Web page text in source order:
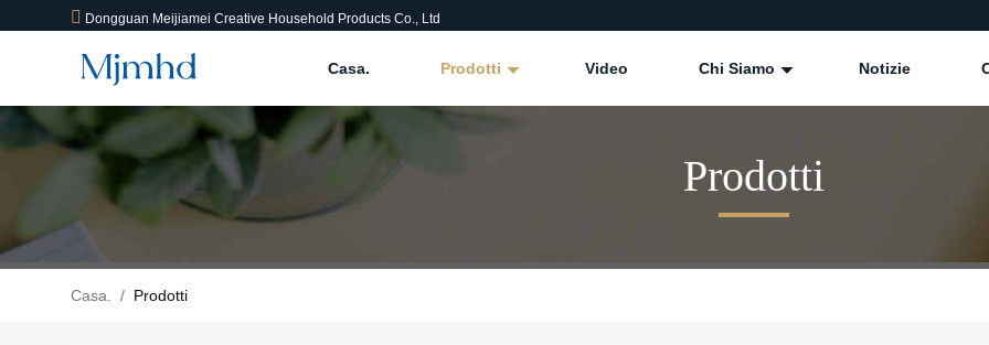
Dongguan Meijiamei Creative Household Products Co., Ltd
Casa. Prodotti Video Chi Siamo Notizie
Prodotti
Casa. / Prodotti